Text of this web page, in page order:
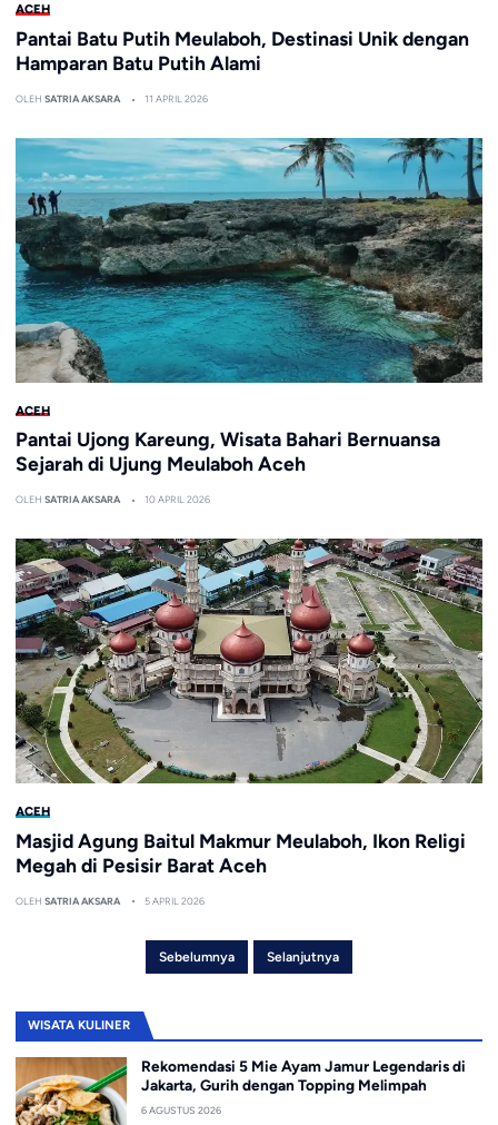
ACEH
Pantai Batu Putih Meulaboh, Destinasi Unik dengan
Hamparan Batu Putih Alami
OLEH SATRIA AKSARA 11 APRIL 2026
ACEH
Pantai Ujong Kareung, Wisata Bahari Bernuansa
Sejarah di Ujung Meulaboh Aceh
OLEH SATRIA AKSARA 10 APRIL 2026
ACEH
Masjid Agung Baitul Makmur Meulaboh, Ikon Religi
Megah di Pesisir Barat Aceh
OLEH SATRIA AKSARA 5 APRIL 2026
Sebelumnya Selanjutnya
WISATA KULINER
Rekomendasi 5 Mie Ayam Jamur Legendaris di
Jakarta, Gurih dengan Topping Melimpah
6 AGUSTUS 2026